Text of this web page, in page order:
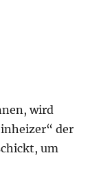
wird
der
um